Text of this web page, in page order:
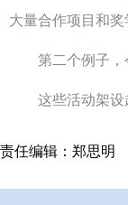
大量合作项目和奖
第二个例子，今
这些活动架设
责任编辑：郑思明